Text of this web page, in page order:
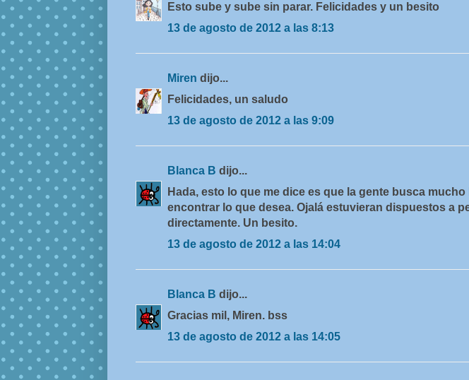
Esto sube y sube sin parar. Felicidades y un besito
13 de agosto de 2012 a las 8:13
Miren dijo...
Felicidades, un saludo
13 de agosto de 2012 a las 9:09
Blanca B dijo...
Hada, esto lo que me dice es que la gente busca mucho
encontrar lo que desea. Ojalá estuvieran dispuestos a
directamente. Un besito.
13 de agosto de 2012 a las 14:04
Blanca B dijo...
Gracias mil, Miren. bss
13 de agosto de 2012 a las 14:05